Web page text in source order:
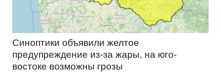
Синоптики объявили желтое
предупреждение из-за жары, на юго-
востоке возможны грозы